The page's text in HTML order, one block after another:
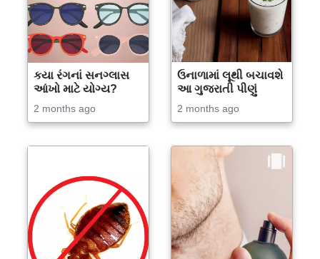
કયા રંગનાં સનગ્લાસ
આંખો માટે યોગ્ય?
2 months ago
ઉનાળામાં લૂથી બચાવશે
આ ગુજરાતી પીણું
2 months ago